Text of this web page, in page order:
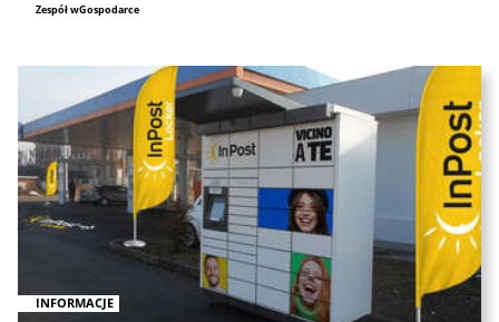
Zespół wGospodarce
INFORMACJE